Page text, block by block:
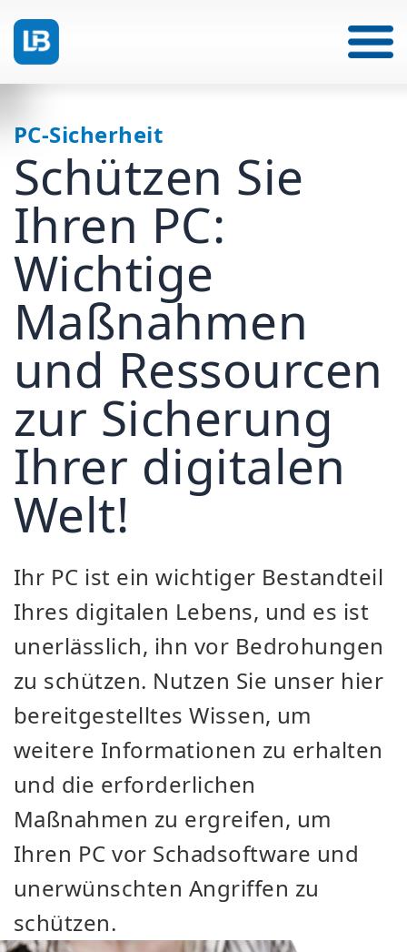
PC-Sicherheit
Schützen Sie
Ihren PC:
Wichtige
Maßnahmen
und Ressourcen
zur Sicherung
Ihrer digitalen
Welt!
Ihr PC ist ein wichtiger Bestandteil
Ihres digitalen Lebens, und es ist
unerlässlich, ihn vor Bedrohungen
zu schützen. Nutzen Sie unser hier
bereitgestelltes Wissen, um
weitere Informationen zu erhalten
und die erforderlichen
Maßnahmen zu ergreifen, um
Ihren PC vor Schadsoftware und
unerwünschten Angriffen zu
schützen.